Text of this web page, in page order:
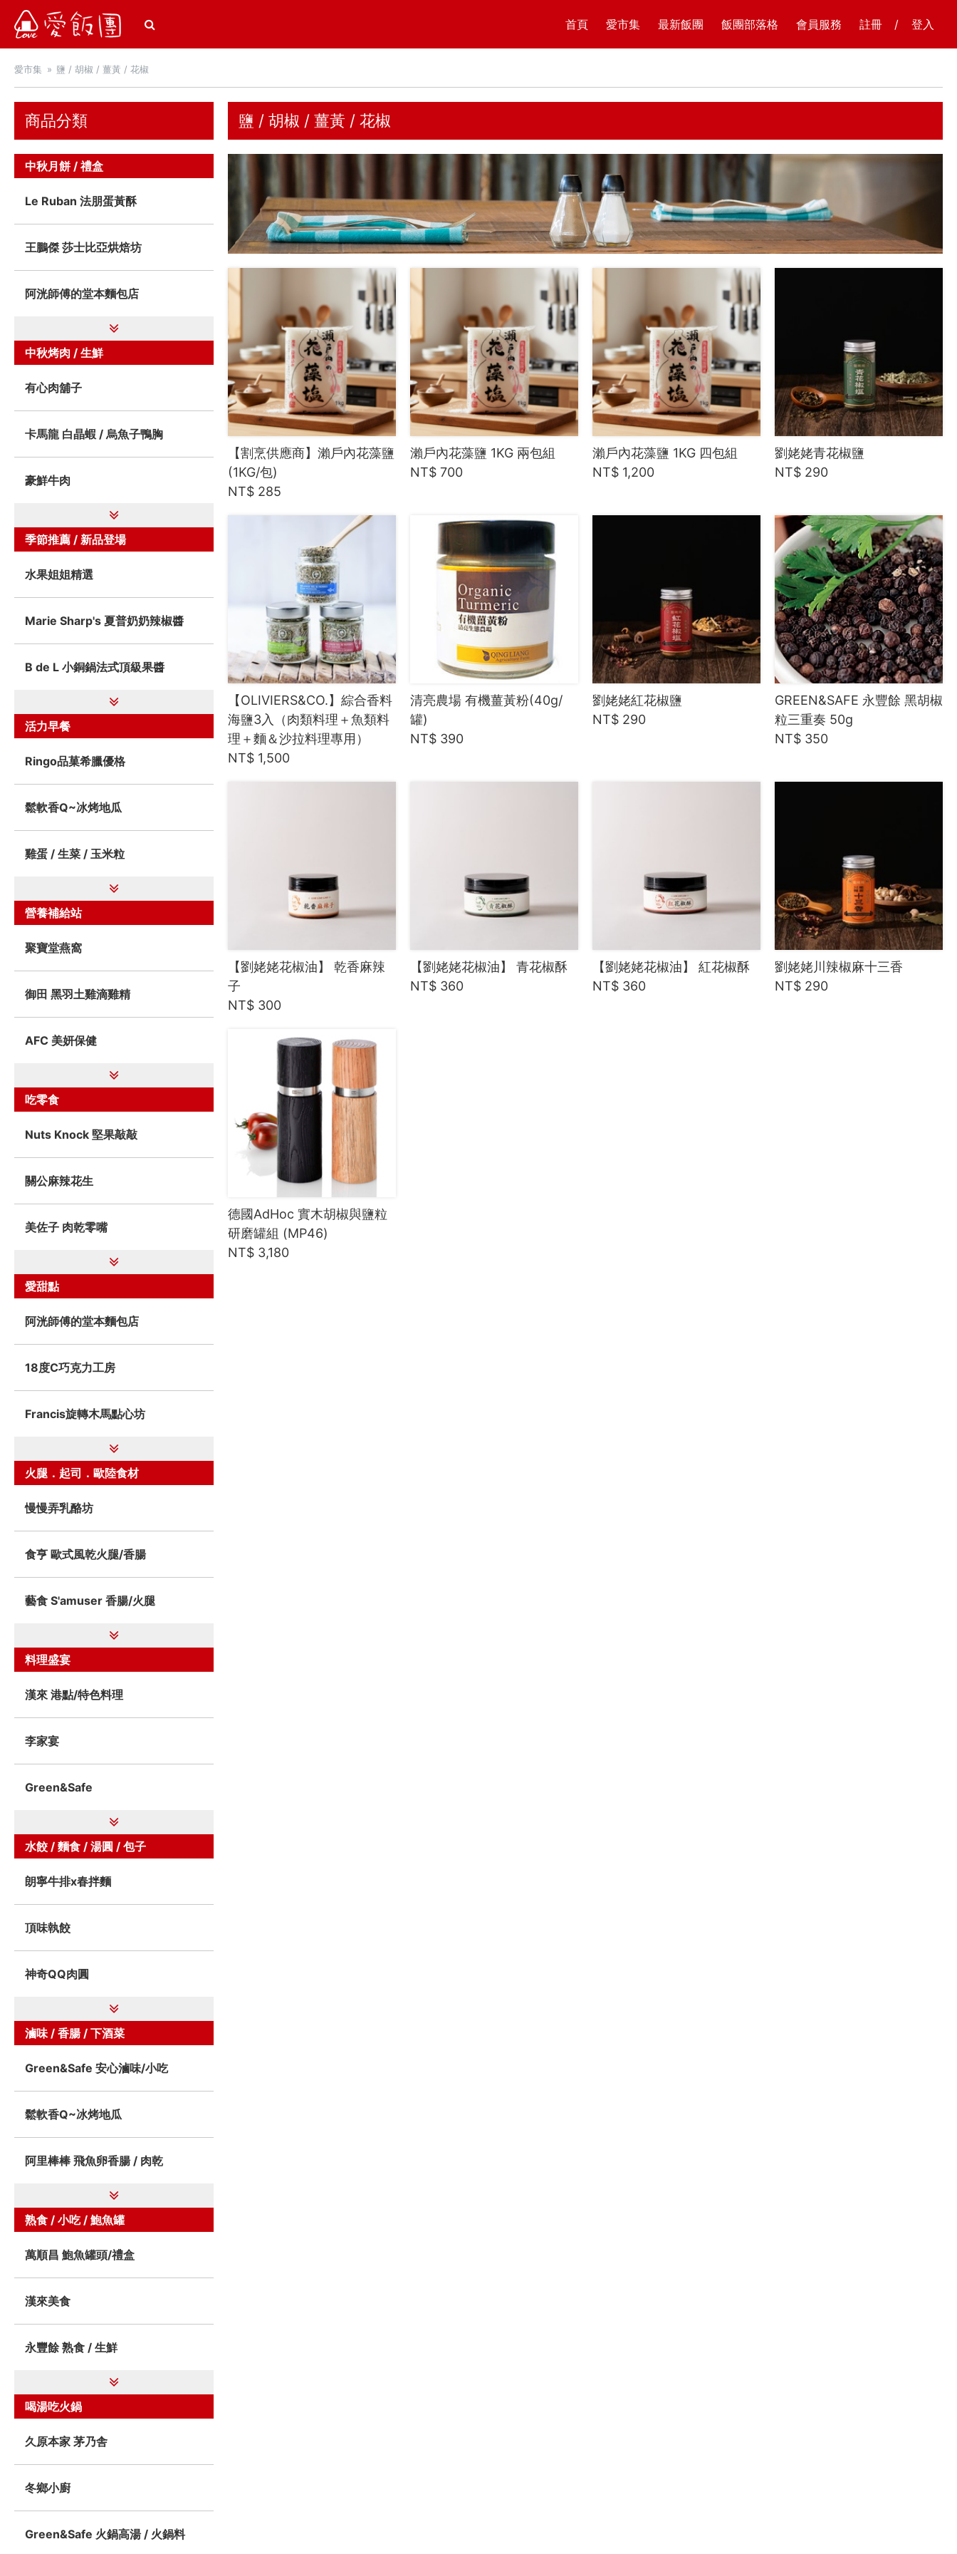
愛飯團 首頁 愛市集 最新飯團 飯團部落格 會員服務 註冊 / 登入
愛市集 鹽 / 胡椒 / 薑黃 / 花椒
鹽 / 胡椒 / 薑黃 / 花椒
【割烹供應商】瀨戶內花藻鹽
(1KG/包)
NT$ 285
瀨戶內花藻鹽 1KG 兩包組
NT$ 700
瀨戶內花藻鹽 1KG 四包組
NT$ 1,200
劉姥姥青花椒鹽
NT$ 290
【OLIVIERS&CO.】綜合香料
海鹽3入（肉類料理＋魚類料
理＋麵＆沙拉料理專用）
NT$ 1,500
清亮農場 有機薑黃粉(40g/
罐)
NT$ 390
劉姥姥紅花椒鹽
NT$ 290
GREEN&SAFE 永豐餘 黑胡椒
粒三重奏 50g
NT$ 350
【劉姥姥花椒油】 乾香麻辣
子
NT$ 300
【劉姥姥花椒油】 青花椒酥
NT$ 360
【劉姥姥花椒油】 紅花椒酥
NT$ 360
劉姥姥川辣椒麻十三香
NT$ 290
德國AdHoc 實木胡椒與鹽粒
研磨罐組 (MP46)
NT$ 3,180
商品分類
中秋月餅 / 禮盒
Le Ruban 法朋蛋黃酥
王鵬傑 莎士比亞烘焙坊
阿洸師傅的堂本麵包店
中秋烤肉 / 生鮮
有心肉舖子
卡馬龍 白晶蝦 / 烏魚子鴨胸
豪鮮牛肉
季節推薦 / 新品登場
水果姐姐精選
Marie Sharp's 夏普奶奶辣椒醬
B de L 小銅鍋法式頂級果醬
活力早餐
Ringo品菓希臘優格
鬆軟香Q~冰烤地瓜
雞蛋 / 生菜 / 玉米粒
營養補給站
聚寶堂燕窩
御田 黑羽土雞滴雞精
AFC 美妍保健
吃零食
Nuts Knock 堅果敲敲
關公麻辣花生
美佐子 肉乾零嘴
愛甜點
阿洸師傅的堂本麵包店
18度C巧克力工房
Francis旋轉木馬點心坊
火腿．起司．歐陸食材
慢慢弄乳酪坊
食亨 歐式風乾火腿/香腸
藝食 S'amuser 香腸/火腿
料理盛宴
漢來 港點/特色料理
李家宴
Green&Safe
水餃 / 麵食 / 湯圓 / 包子
朗寧牛排x春拌麵
頂味執餃
神奇QQ肉圓
滷味 / 香腸 / 下酒菜
Green&Safe 安心滷味/小吃
鬆軟香Q~冰烤地瓜
阿里棒棒 飛魚卵香腸 / 肉乾
熟食 / 小吃 / 鮑魚罐
萬順昌 鮑魚罐頭/禮盒
漢來美食
永豐餘 熟食 / 生鮮
喝湯吃火鍋
久原本家 茅乃舎
冬鄉小廚
Green&Safe 火鍋高湯 / 火鍋料